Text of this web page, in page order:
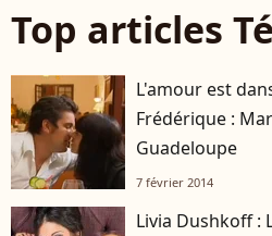
Top articles
L'amour est
Frédérique :
Guadeloupe
7 février 2014
Livia Dushkoff :